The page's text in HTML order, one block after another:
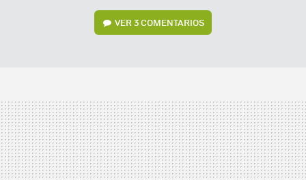
VER3 COMENTARIOS